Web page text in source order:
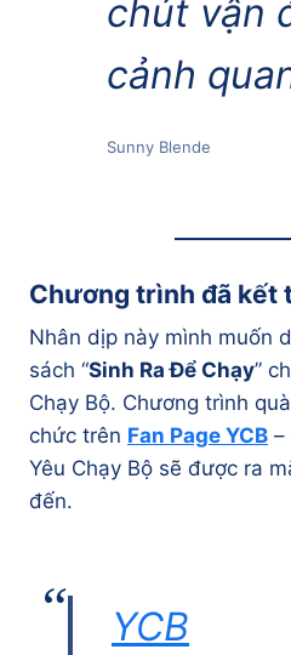
chút vận
cảnh
Sunny Blende
Chương trình đã kết
Nhân dịp này mình muốn
sách “Sinh Ra Để Chạy”
Chạy Bộ. Chương trình
chức trên Fan Page YCB –
Yêu Chạy Bộ sẽ được ra
đến.
YCB